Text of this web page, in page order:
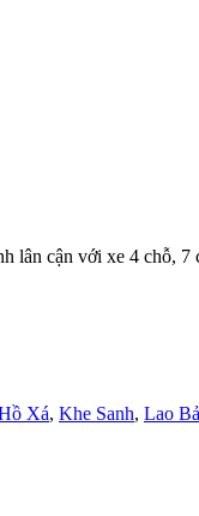
lân cận với xe 4 chỗ, 7
Xá, Khe Sanh, Lao